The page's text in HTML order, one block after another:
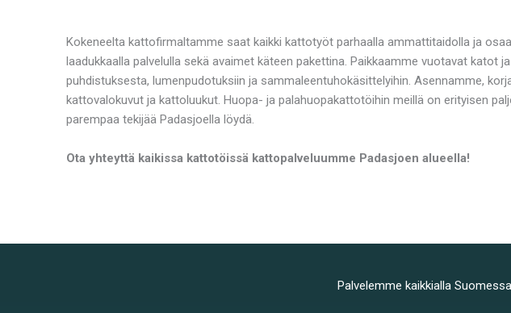
Kokeneelta kattofirmaltamme saat kaikki kattotyöt parhaalla ammattitaidolla ja
laadukkaalla palvelulla sekä avaimet käteen pakettina. Paikkaamme vuotavat
puhdistuksesta, lumenpudotuksiin ja sammaleentuhokäsittelyihin. Asennamme,
kattovalokuvut ja kattoluukut. Huopa- ja palahuopakattotöihin meillä on erityisen
parempaa tekijää Padasjoella löydä.
Ota yhteyttä kaikissa kattotöissä kattopalveluumme Padasjoen alueella!
Palvelemme kaikkialla